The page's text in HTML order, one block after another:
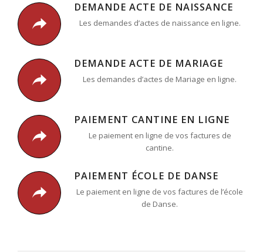
DEMANDE ACTE DE NAISSANCE
Les demandes d’actes de naissance en ligne.
DEMANDE ACTE DE MARIAGE
Les demandes d’actes de Mariage en ligne.
PAIEMENT CANTINE EN LIGNE
Le paiement en ligne de vos factures de
cantine.
PAIEMENT ÉCOLE DE DANSE
Le paiement en ligne de vos factures de l’école
de Danse.